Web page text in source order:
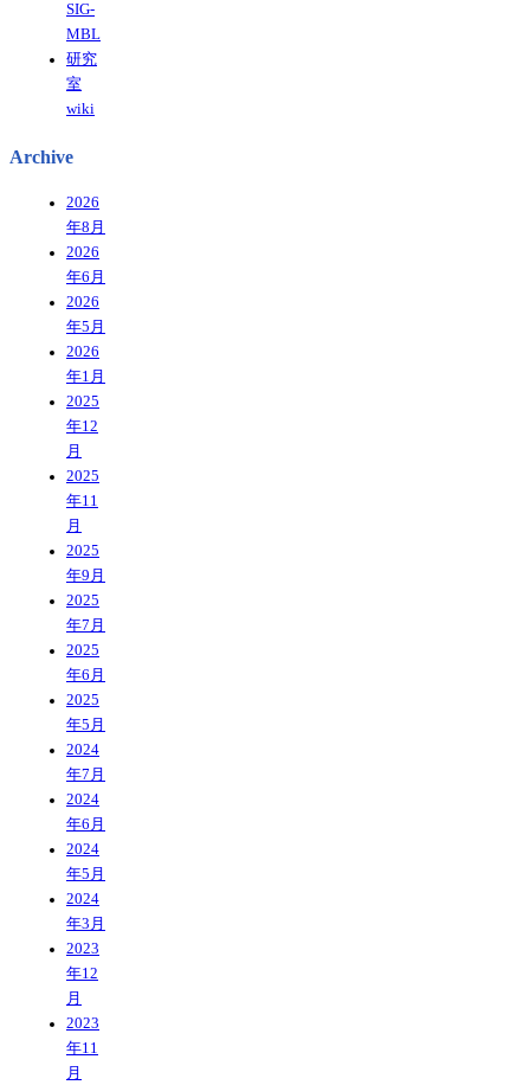
SIG-
MBL
研究
室
wiki
Archive
2026
年8月
2026
年6月
2026
年5月
2026
年1月
2025
年12
月
2025
年11
月
2025
年9月
2025
年7月
2025
年6月
2025
年5月
2024
年7月
2024
年6月
2024
年5月
2024
年3月
2023
年12
月
2023
年11
月